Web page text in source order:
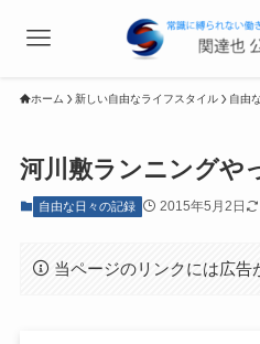
ホーム 新しい自由なライフスタイル 自由
河川敷ランニングや
自由な日々の記録 2015年5月2日
当ページのリンクには広告